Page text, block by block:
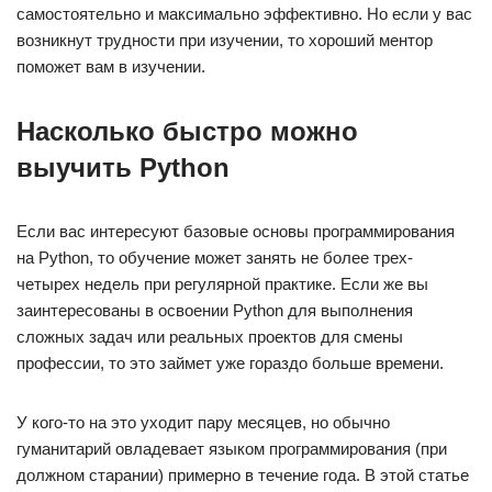
самостоятельно и максимально эффективно. Но если у вас
возникнут трудности при изучении, то хороший ментор
поможет вам в изучении.
Насколько быстро можно
выучить Python
Если вас интересуют базовые основы программирования
на Python, то обучение может занять не более трех-
четырех недель при регулярной практике. Если же вы
заинтересованы в освоении Python для выполнения
сложных задач или реальных проектов для смены
профессии, то это займет уже гораздо больше времени.
У кого-то на это уходит пару месяцев, но обычно
гуманитарий овладевает языком программирования (при
должном старании) примерно в течение года. В этой статье